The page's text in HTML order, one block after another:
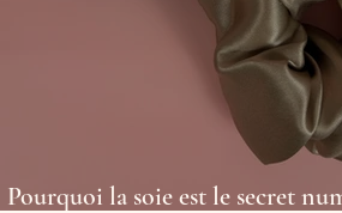
Pourquoi la soie est le secret